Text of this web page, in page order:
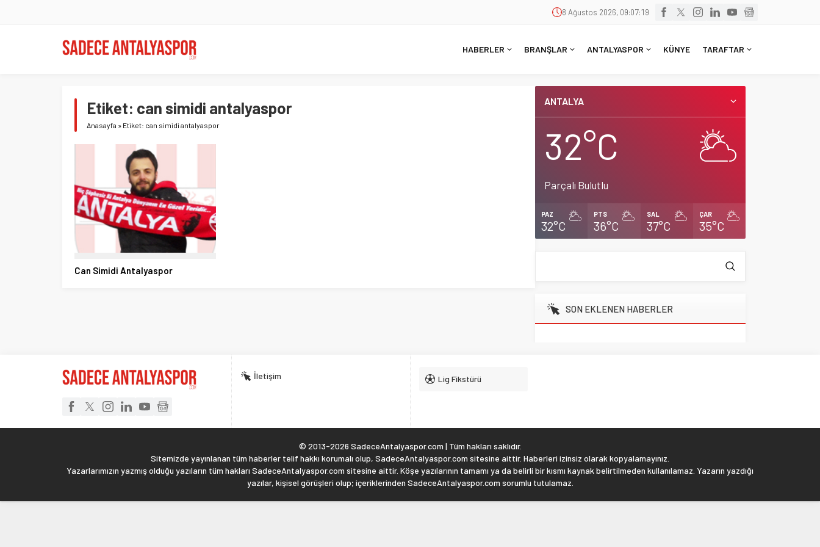
8 Ağustos 2026, 09:07:20
HABERLER BRANŞLAR ANTALYASPOR KÜNYE TARAFTAR
Etiket: can simidi antalyaspor
Anasayfa » Etiket: can simidi antalyaspor
Can Simidi Antalyaspor
ANTALYA
32°C
Parçalı Bulutlu
PAZ
32°C
PTS
36°C
SAL
37°C
ÇAR
35°C
SON EKLENEN HABERLER
İletişim Lig Fikstürü
© 2013-2026 SadeceAntalyaspor.com | Tüm hakları saklıdır.
Sitemizde yayınlanan tüm haberler telif hakkı korumalı olup, SadeceAntalyaspor.com sitesine aittir. Haberleri izinsiz olarak kopyalamayınız.
Yazarlarımızın yazmış olduğu yazıların tüm hakları SadeceAntalyaspor.com sitesine aittir. Köşe yazılarının tamamı ya da belirli bir kısmı kaynak belirtilmeden kullanılamaz. Yazarın yazdığı
yazılar, kişisel görüşleri olup; içeriklerinden SadeceAntalyaspor.com sorumlu tutulamaz.